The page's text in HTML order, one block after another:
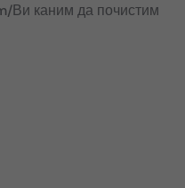
каним да почистим